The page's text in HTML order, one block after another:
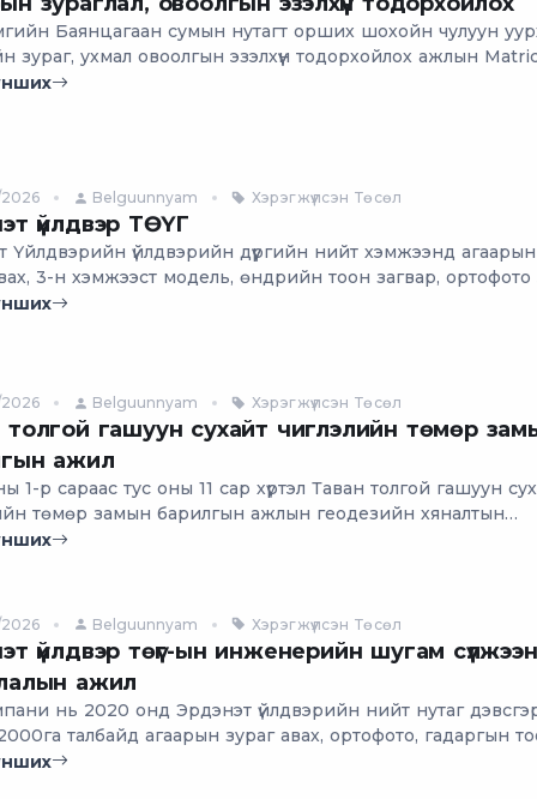
Баянцагаан сумын нутагт орших шохойн чулуун
зураг, ухмал овоолгын эзэлхүүн тодорхойлох ажлын
нисгэгчгүй нисэх төхөөрөмж ашиглан хийв.
Belguunnyam Хэрэгжүүлсэн Төсөл
үйлдвэр ТӨҮГ
Үйлдвэрийн үйлдвэрийн дүүргийн нийт хэмжээнд агаарын
3-н хэмжээст модель, өндрийн тоон загвар, ортофото
хийж гүйцэтгэв.
Belguunnyam Хэрэгжүүлсэн Төсөл
толгой гашуун сухайт чиглэлийн төмөр
ажил
1-р сараас тус оны 11 сар хүртэл Таван толгой гашуун
төмөр замын барилгын ажлын геодезийн хяналтын
ажлыг хийж гүйцэтгэв.
Belguunnyam Хэрэгжүүлсэн Төсөл
үйлдвэр төүг-ын инженерийн шугам
ажил
нь 2020 онд Эрдэнэт үйлдвэрийн нийт нутаг
талбайд агаарын зураг авах, ортофото, гадаргын
1:500-ны масштабтай байр зүйн тоон зураг, газар доорх